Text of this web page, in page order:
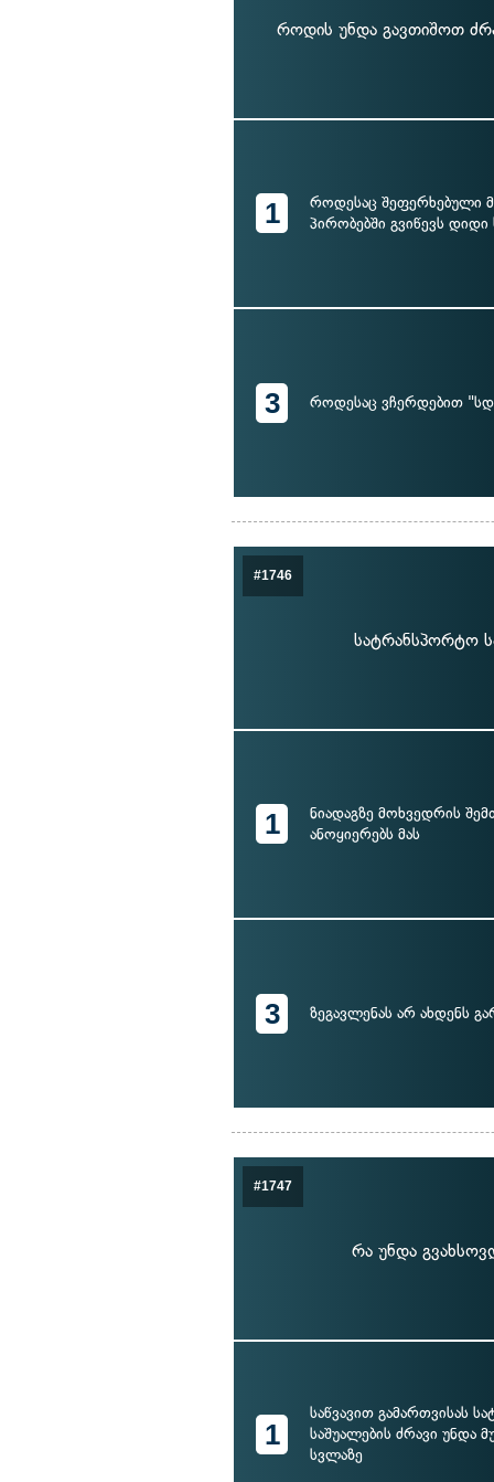
როდის უნდა გავთიშოთ
1
როდესაც შეფერხებული
პირობებში გვიწევს
3 როდესაც ვჩერდებით
#1746
სატრანსპორტო
1
ნიადაგზე მოხვედრის
ანოყიერებს მას
3 ზეგავლენას არ ახდენს
#1747
რა უნდა
1
საწვავით გამართვისას
საშუალების ძრავი უნდა
სვლაზე